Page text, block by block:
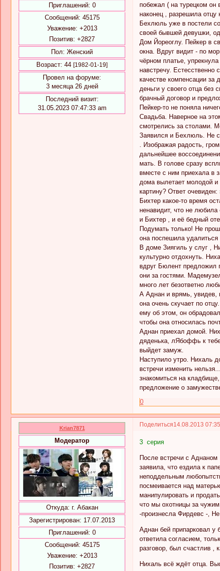
Приглашений: 0
Сообщений: 45175
Уважение: +2013
Позитив: +2827
Пол: Женский
Возраст: 44 [1982-01-19]
Провел на форуме:
3 месяца 26 дней
Последний визит:
31.05.2023 07:47:33 am
побежал ( на турецком он
наконец , разрешила отцу
Бехлюль уже в постели
своей бывшей девушки,
Дом Йореоглу. Пейкер в
окна. Вдруг видит - по
чёрном платье,
навстречу.
качестве компенсации за
деньги у своего отца
брачный договор и
Пейкер-то не поняла
Свадьба. Наверное на
смотрелись за столами.
Заявился и Бехлюль. Не
. Изображая радость,
дальнейшее
мать. В голове сразу
вместе с ним приехала в
дома вылетает молодой
картину? Ответ
Бихтер какое-то время
ненавидит, что не
и Бихтер , и её бедный
Подумать только! Не
она поспешила удалиться
В доме Зиягиль у слуг ,
культурно отдохнуть.
вдруг Бюлент предложил
они за гостями.
много лет безответно
А Аднан и врямь, увидев,
она очень скучает по
ему об этом, он
чтобы она относилась
Аднан приехал домой.
дяденька, лЯбоффь к
выйдет замуж.
Наступило утро. Нихаль
встречи изменить
знакомиться на
предложение о
0
Поделиться14.08.2013
Krian7871
Модератор
Откуда: г. Абакан
Зарегистрирован: 17.07.2013
Приглашений: 0
Сообщений: 45175
Уважение: +2013
Позитив: +2827
3 серия
После встречи с
заявила, что ездила к
неподдельным
посмеивается над
манипулировать и
что мы охотницы за
-произнесла Фирдевс -,
Аднан бей припарковал у
ответила согласием,
разговор, был счастлив ,
Нихаль всё ждёт отца.